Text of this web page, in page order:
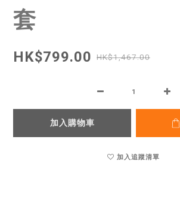
套
HK$799.00 HK$1,467.00
加入購物車
加入追蹤清單